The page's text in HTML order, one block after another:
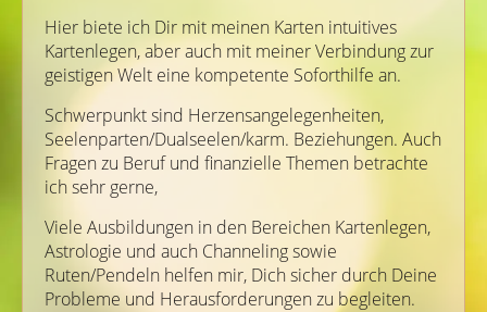
Hier biete ich Dir mit meinen Karten intuitives
Kartenlegen, aber auch mit meiner Verbindung zur
geistigen Welt eine kompetente Soforthilfe an.
Schwerpunkt sind Herzensangelegenheiten,
Seelenparten/Dualseelen/karm. Beziehungen. Auch
Fragen zu Beruf und finanzielle Themen betrachte
ich sehr gerne,
Viele Ausbildungen in den Bereichen Kartenlegen,
Astrologie und auch Channeling sowie
Ruten/Pendeln helfen mir, Dich sicher durch Deine
Probleme und Herausforderungen zu begleiten.